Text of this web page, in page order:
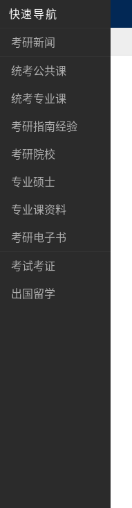
快速导航
考研新闻
统考公共课
统考专业课
考研指南经验
考研院校
专业硕士
专业课资料
考研电子书
考试考证
出国留学